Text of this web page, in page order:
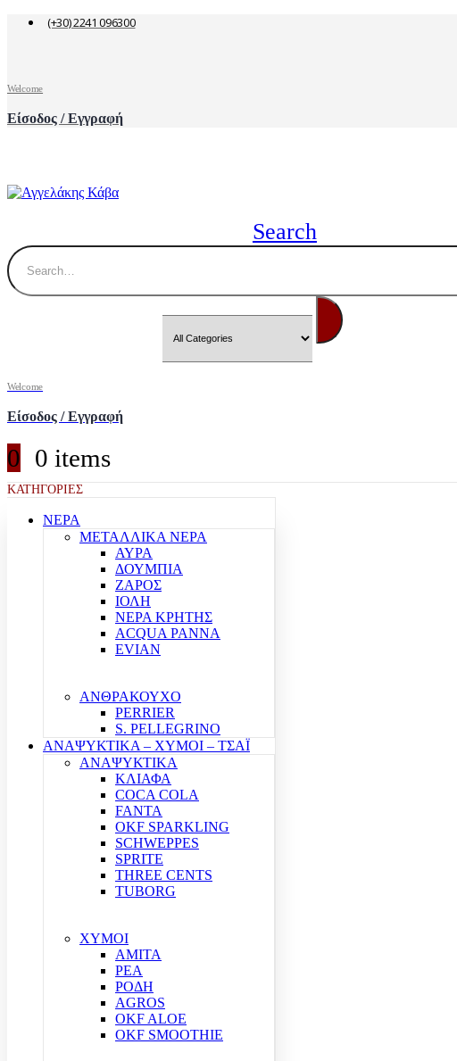
(+30) 2241 096300
Welcome
Είσοδος / Εγγραφή
Search
Welcome
Είσοδος / Εγγραφή
0 0 items
ΚΑΤΗΓΟΡΙΕΣ
ΝΕΡΑ
ΜΕΤΑΛΛΙΚΑ ΝΕΡΑ
ΑΥΡΑ
ΔΟΥΜΠΙΑ
ΖΑΡΟΣ
ΙΟΛΗ
ΝΕΡΑ ΚΡΗΤΗΣ
ACQUA PANNA
EVIAN
ΑΝΘΡΑΚΟΥΧΟ
PERRIER
S. PELLEGRINO
ΑΝΑΨΥΚΤΙΚΑ – ΧΥΜΟΙ – ΤΣΑΪ
ΑΝΑΨΥΚΤΙΚΑ
ΚΛΙΑΦΑ
COCA COLA
FANTA
OKF SPARKLING
SCHWEPPES
SPRITE
THREE CENTS
TUBORG
ΧΥΜΟΙ
ΑΜΙΤΑ
ΡΕΑ
ΡΟΔΗ
AGROS
OKF ALOE
OKF SMOOTHIE